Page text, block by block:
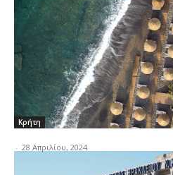
Κρήτη
- 28 Απριλίου, 2024